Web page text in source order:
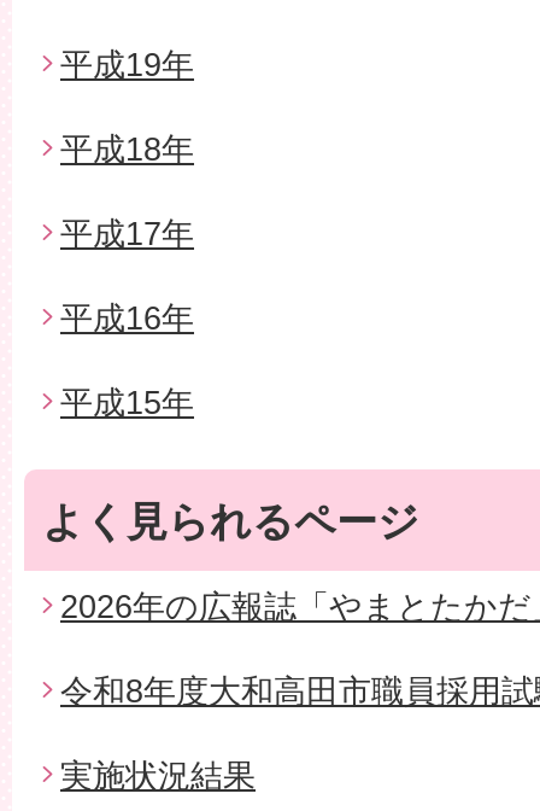
平成19年
平成18年
平成17年
平成16年
平成15年
よく見られるページ
2026年の広報誌「やまとたかだ
令和8年度大和高田市職員採用
実施状況結果